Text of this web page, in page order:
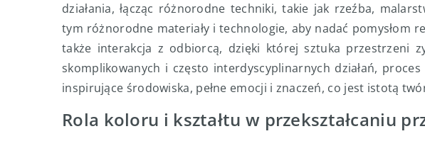
działania, łącząc różnorodne techniki, takie jak rzeźba,
tym różnorodne materiały i technologie, aby nadać pomysłom
także interakcja z odbiorcą, dzięki której sztuka przestrzeni
skomplikowanych i często interdyscyplinarnych działań,
inspirujące środowiska, pełne emocji i znaczeń, co jest istotą
Rola koloru i kształtu w przekształcaniu